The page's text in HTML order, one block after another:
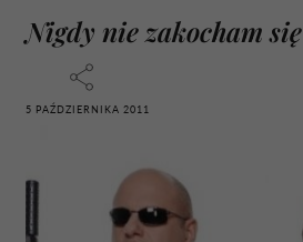
Nigdy nie zakocham się
5 PAŹDZIERNIKA 2011